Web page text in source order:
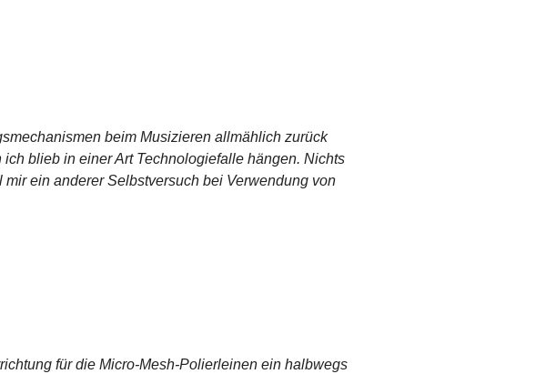
beim Musizieren allmählich zurück
blieb in einer Art Technologiefalle hängen. Nichts
ein anderer Selbstversuch bei Verwendung von
für die Micro-Mesh-Polierleinen ein halbwegs